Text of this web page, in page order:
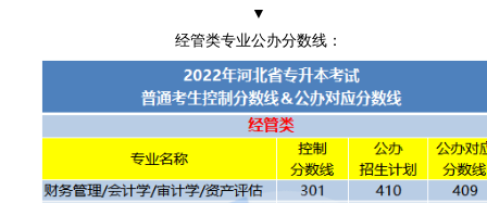
▼
经管类专业公办分数线：